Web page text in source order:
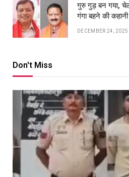
गुरु गुड़ बन गया,
गंगा बहने की कहानी
DECEMBER 24, 2025
Don't Miss